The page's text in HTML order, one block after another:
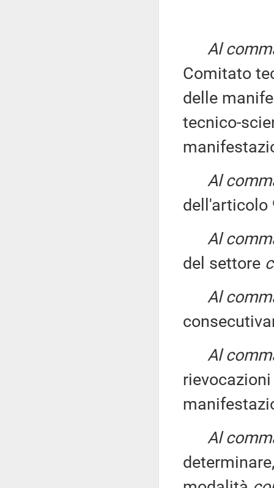
Al
Comitato
delle
tecnico-
Al
Al
del settore
Al
Al
Al